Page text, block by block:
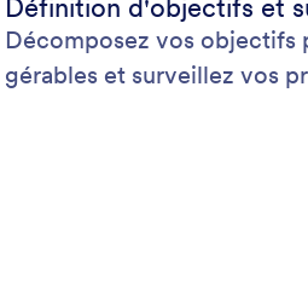
Définition d'objectifs et
Décomposez vos objectifs
gérables et surveillez vos